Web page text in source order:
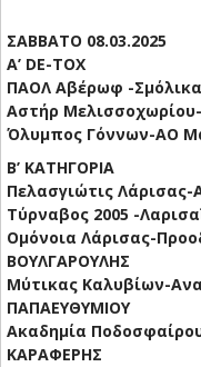
ΣΑΒΒΑΤΟ 08.03.2025
Α’ DE-TOX
ΠΑΟΛ Αβέρωφ -
Αστήρ
Όλυμπος Γόννων-ΑΟ
Β’ ΚΑΤΗΓΟΡΙΑ
Πελασγιώτις
Τύρναβος 2005 -
Ομόνοια Λάρισας-
ΒΟΥΛΓΑΡΟΥΛΗΣ
Μύτικας Καλυβίων-
ΠΑΠΑΕΥΘΥΜΙΟΥ
Ακαδημία
ΚΑΡΑΦΕΡΗΣ